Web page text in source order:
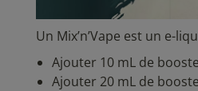
Un Mix’n’Vape est un e-
Ajouter 10 mL de
Ajouter 20 mL de